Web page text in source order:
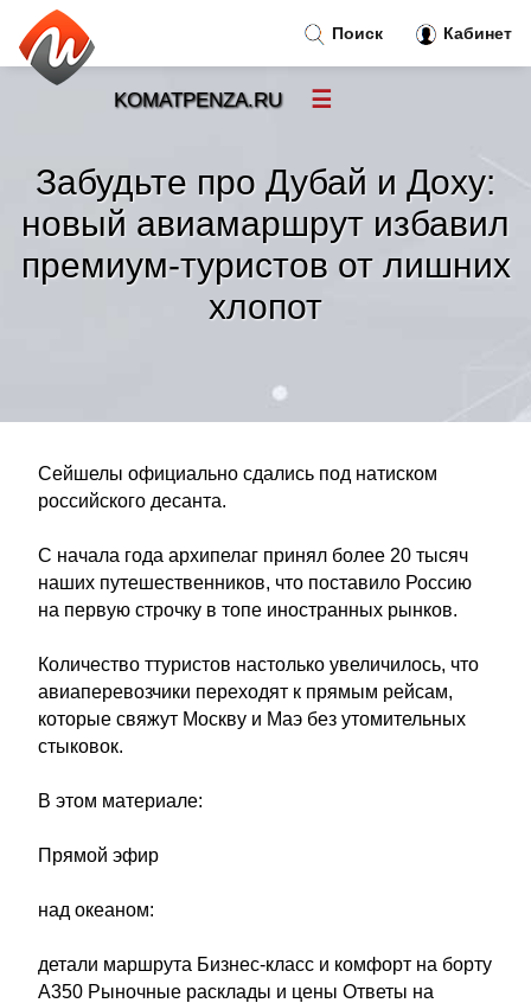
Забудьте про Дубай и Доху:
новый авиамаршрут избавил
премиум-туристов от лишних
хлопот
Сейшелы официально сдались под натиском
российского десанта.
С начала года архипелаг принял более 20 тысяч
наших путешественников, что поставило Россию
на первую строчку в топе иностранных рынков.
Количество ттуристов настолько увеличилось, что
авиаперевозчики переходят к прямым рейсам,
которые свяжут Москву и Маэ без утомительных
стыковок.
В этом материале:
Прямой эфир
над океаном:
детали маршрута Бизнес-класс и комфорт на борту
А350 Рыночные расклады и цены Ответы на
Поиск Кабинет
KOMATPENZA.RU ☰
Новости»
Тренды новостей »
Рубрики»